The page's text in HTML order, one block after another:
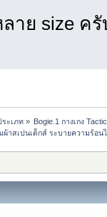
าย size ครั
ะเภท»
Bogie.1 กางเกง
ผ้าสเปนเด็กส์ ระบายความร้อ